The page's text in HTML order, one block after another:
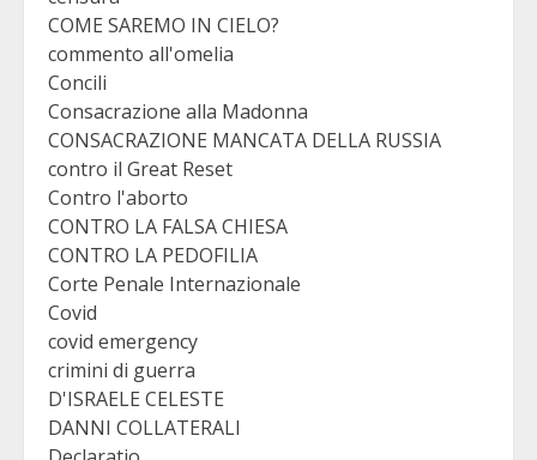
COME SAREMO IN CIELO?
commento all'omelia
Concili
Consacrazione alla Madonna
CONSACRAZIONE MANCATA DELLA RUSSIA
contro il Great Reset
Contro l'aborto
CONTRO LA FALSA CHIESA
CONTRO LA PEDOFILIA
Corte Penale Internazionale
Covid
covid emergency
crimini di guerra
D'ISRAELE CELESTE
DANNI COLLATERALI